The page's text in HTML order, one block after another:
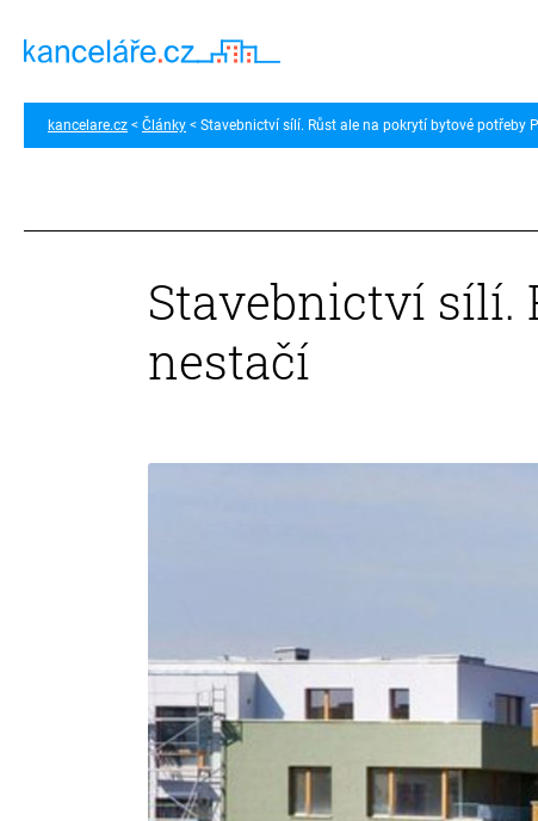
kancelare.cz Články Stavebnictví sílí. Růst ale na pokrytí bytové potřeby
Stavebnictví sílí.
nestačí